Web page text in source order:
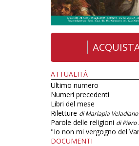
ATTUALITÀ
Ultimo numero
Numeri precedenti
Libri del mese
Riletture di Mariapia Veladiano
Parole delle religioni di Piero
"Io non mi vergogno del
DOCUMENTI